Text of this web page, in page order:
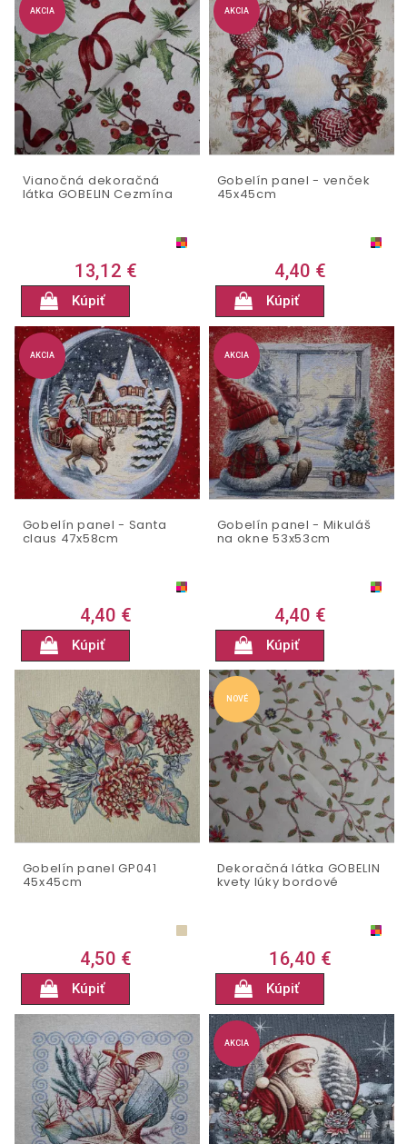
AKCIA
Vianočná dekoračná
látka GOBELIN Cezmína
13,12 €
Kúpiť
AKCIA
Gobelín panel - venček
45x45cm
4,40 €
Kúpiť
AKCIA
Gobelín panel - Santa
claus 47x58cm
4,40 €
Kúpiť
AKCIA
Gobelín panel - Mikuláš
na okne 53x53cm
4,40 €
Kúpiť
Gobelín panel GP041
45x45cm
4,50 €
Kúpiť
NOVÉ
Dekoračná látka GOBELIN
kvety lúky bordové
16,40 €
Kúpiť
AKCIA